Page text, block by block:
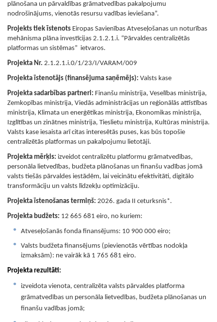
plānošana un pārvaldības grāmatvedības pakalpojumu
nodrošinājums, vienotās resursu vadības ieviešana”.
Projekts tiek īstenots Eiropas Savienības Atveseļošanas un noturības
mehānisma plāna investīcijas 2.1.2.1.i. “Pārvaldes centralizētās
platformas un sistēmas” ietvaros.
Projekta Nr. 2.1.2.1.i.0/1/23/I/VARAM/009
Projekta īstenotājs (finansējuma saņēmējs): Valsts kase
Projekta sadarbības partneri: Finanšu ministrija, Veselības ministrija,
Zemkopības ministrija, Viedās administrācijas un reģionālās attīstības
ministrija, Klimata un enerģētikas ministrija, Ekonomikas ministrija,
Izglītības un zinātnes ministrija, Tieslietu ministrija, Kultūras ministrija.
Valsts kase iesaista arī citas interesētās puses, kas būs topošie
centralizētās platformas un pakalpojumu lietotāji.
Projekta mērķis: izveidot centralizētu platformu grāmatvedības,
personāla lietvedības, budžeta plānošanas un finanšu vadības jomā
valsts tiešās pārvaldes iestādēm, lai veicinātu efektivitāti, digitālo
transformāciju un valsts līdzekļu optimizāciju.
Projekta īstenošanas termiņš: 2026. gada II ceturksnis*.
Projekta budžets: 12 665 681 eiro, no kuriem:
Atveseļošanās fonda finansējums: 10 900 000 eiro;
Valsts budžeta finansējums (pievienotās vērtības nodokļa
izmaksām): ne vairāk kā 1 765 681 eiro.
Projekta rezultāti:
izveidota vienota, centralizēta valsts pārvaldes platforma
grāmatvedības un personāla lietvedības, budžeta plānošanas un
finanšu vadības jomā;